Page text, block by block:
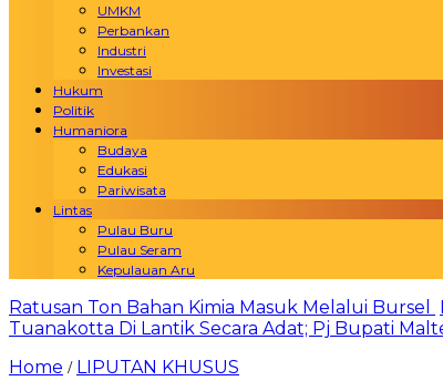
UMKM
Perbankan
Industri
Investasi
Hukum
Politik
Humaniora
Budaya
Edukasi
Pariwisata
Lintas
Pulau Buru
Pulau Seram
Kepulauan Aru
Ratusan Ton Bahan Kimia Masuk Melalui Bursel
Tuanakotta Di Lantik Secara Adat; Pj Bupati
Home / LIPUTAN KHUSUS